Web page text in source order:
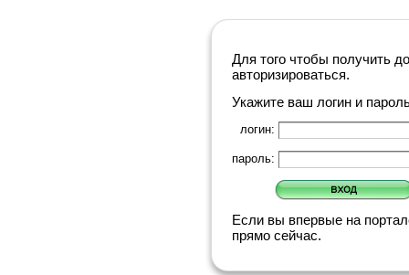
Для того чтобы получить
авторизироваться.
Укажите ваш логин и
логин:
пароль:
Если вы впервые на
прямо сейчас.